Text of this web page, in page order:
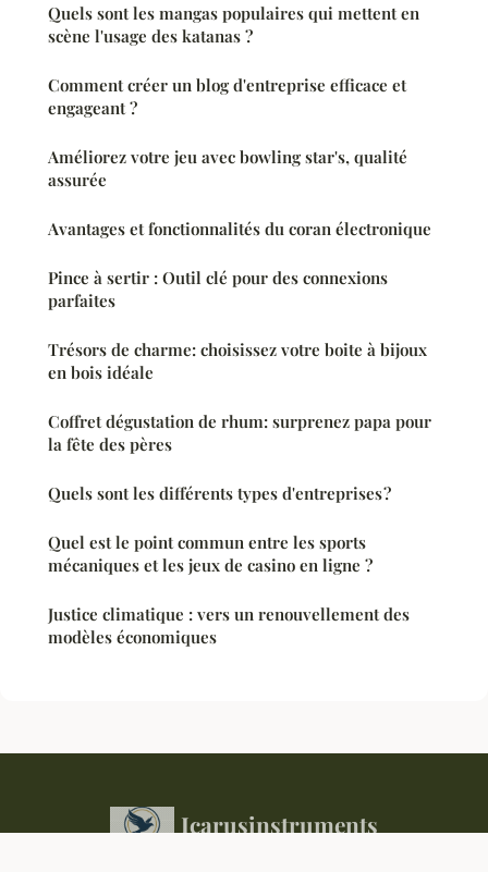
Quels sont les mangas populaires qui mettent en
scène l'usage des katanas ?
Comment créer un blog d'entreprise efficace et
engageant ?
Améliorez votre jeu avec bowling star's, qualité
assurée
Avantages et fonctionnalités du coran électronique
Pince à sertir : Outil clé pour des connexions
parfaites
Trésors de charme: choisissez votre boite à bijoux
en bois idéale
Coffret dégustation de rhum: surprenez papa pour
la fête des pères
Quels sont les différents types d'entreprises ?
Quel est le point commun entre les sports
mécaniques et les jeux de casino en ligne ?
Justice climatique : vers un renouvellement des
modèles économiques
Icarusinstruments